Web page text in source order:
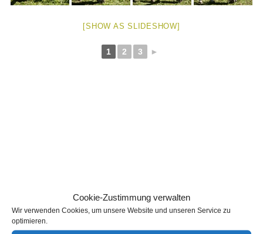
Cookie-Zustimmung verwalten
Wir verwenden Cookies, um unsere Website und unseren Service zu
optimieren.
[SHOW AS SLIDESHOW]
1 2 3 ►